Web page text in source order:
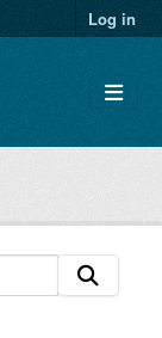
Log in